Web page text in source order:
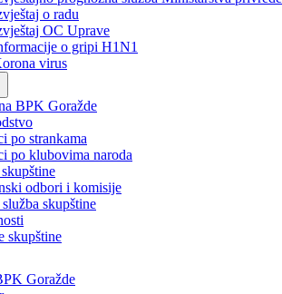
i izvještaji
Vlade
prognozna služba Ministarstva privrede
o radu
OC Uprave
o gripi H1N1
virus
BPK Goražde
po strankama
po klubovima naroda
odbori i komisije
služba skupštine
skupštine